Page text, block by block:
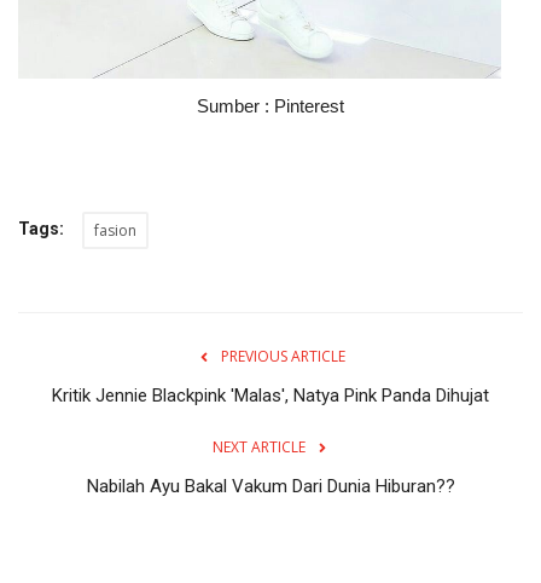
Sumber : Pinterest
Tags: fasion
PREVIOUS ARTICLE
Kritik Jennie Blackpink 'Malas', Natya Pink Panda Dihujat
NEXT ARTICLE
Nabilah Ayu Bakal Vakum Dari Dunia Hiburan??